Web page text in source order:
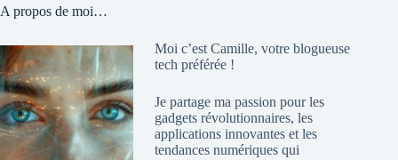
A propos de moi…
Moi c’est Camille, votre blogueuse
tech préférée !
Je partage ma passion pour les
gadgets révolutionnaires, les
applications innovantes et les
tendances numériques qui